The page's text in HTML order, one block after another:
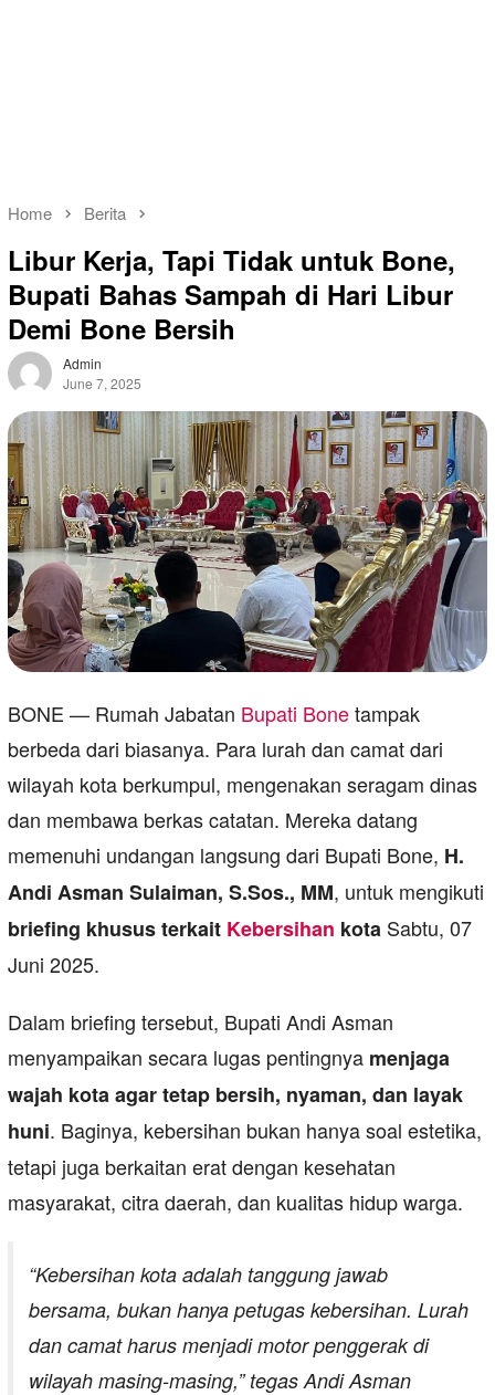
Home Berita
Libur Kerja, Tapi Tidak untuk Bone,
Bupati Bahas Sampah di Hari Libur
Demi Bone Bersih
Admin
June 7, 2025
BONE — Rumah Jabatan Bupati Bonetampak
berbeda dari biasanya. Para lurah dan camat dari
wilayah kota berkumpul, mengenakan seragam dinas
dan membawa berkas catatan. Mereka datang
memenuhi undangan langsung dari Bupati Bone, H.
Andi Asman Sulaiman, S.Sos., MM, untuk mengikuti
briefing khusus terkait Kebersihan kota Sabtu, 07
Juni 2025.
Dalam briefing tersebut, Bupati Andi Asman
menyampaikan secara lugas pentingnya menjaga
wajah kota agar tetap bersih, nyaman, dan layak
huni. Baginya, kebersihan bukan hanya soal estetika,
tetapi juga berkaitan erat dengan kesehatan
masyarakat, citra daerah, dan kualitas hidup warga.
“Kebersihan kota adalah tanggung jawab
bersama, bukan hanya petugas kebersihan. Lurah
dan camat harus menjadi motor penggerak di
wilayah masing-masing,” tegas Andi Asman